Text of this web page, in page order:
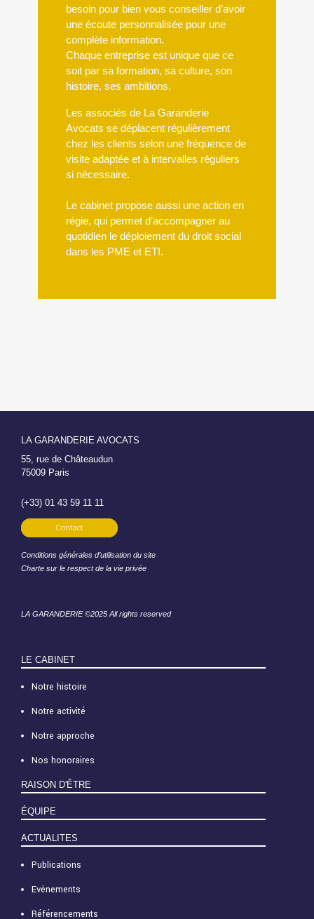
besoin pour bien vous conseiller d’avoir
une écoute personnalisée pour une
complète information.
Chaque entreprise est unique que ce
soit par sa formation, sa culture, son
histoire, ses ambitions.
Les associés de La Garanderie
Avocats se déplacent régulièrement
chez les clients selon une fréquence de
visite adaptée et à intervalles réguliers
si nécessaire.
Le cabinet propose aussi une action en
régie, qui permet d’accompagner au
quotidien le déploiement du droit social
dans les PME et ETI.
LA GARANDERIE AVOCATS
55, rue de Châteaudun
75009 Paris
(+33) 01 43 59 11 11
Contact
Conditions générales d’utilisation du site
Charte sur le respect de la vie privée
LA GARANDERIE ©2025 All rights reserved
LE CABINET
Notre histoire
Notre activité
Notre approche
Nos honoraires
RAISON D'ÊTRE
ÉQUIPE
ACTUALITES
Publications
Evènements
Référencements